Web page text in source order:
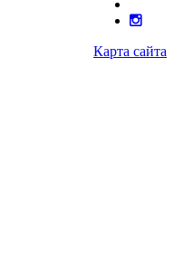
Карта сайта